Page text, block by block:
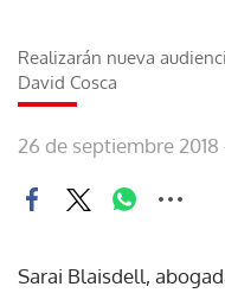
Realizarán nueva
David Cosca
26 de septiembre 2018
Sarai Blaisdell,